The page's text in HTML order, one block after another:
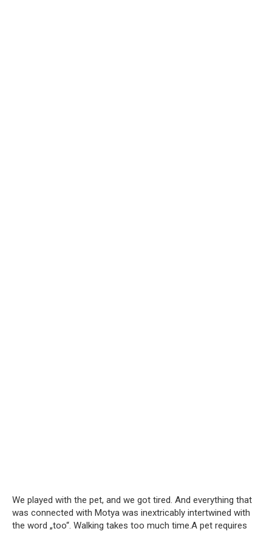
We played with the pet, and we got tired. And everything that
was connected with Motya was inextricably intertwined with
the word „too“. Walking takes too much time.A pet requires